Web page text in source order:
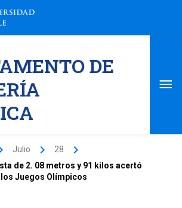
DE
Julio
28
de 2. 08 metros y 91 kilos acertó
Juegos Olímpicos